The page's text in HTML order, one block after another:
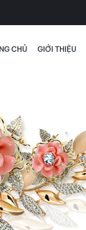
CHỦ GIỚI THIỆU